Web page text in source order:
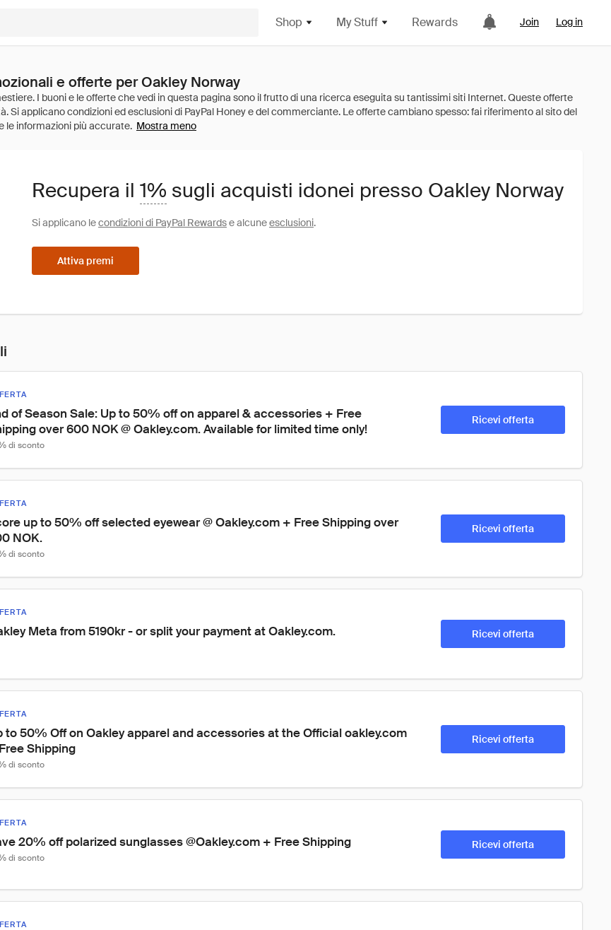
Shop My Stuff Rewards Join Log in
e offerte per Oakley Norway
Mostra meno
Recupera il 1% sugli acquisti idonei presso Oakley Norway
Si applicano lecondizioni di PayPal Rewardse alcuneesclusioni.
Attiva premi
of Season Sale: Up to 50% off on apparel & accessories + Free
over 600 NOK @ Oakley.com. Available for limited time only!
di sconto
Ricevi offerta
up to 50% off selected eyewear @ Oakley.com + Free Shipping over
NOK.
di sconto
Ricevi offerta
Meta from 5190kr - or split your payment at Oakley.com. Ricevi offerta
to 50% Off on Oakley apparel and accessories at the Official oakley.com
Shipping
di sconto
Ricevi offerta
20% off polarized sunglasses @Oakley.com + Free Shipping
di sconto
Ricevi offerta